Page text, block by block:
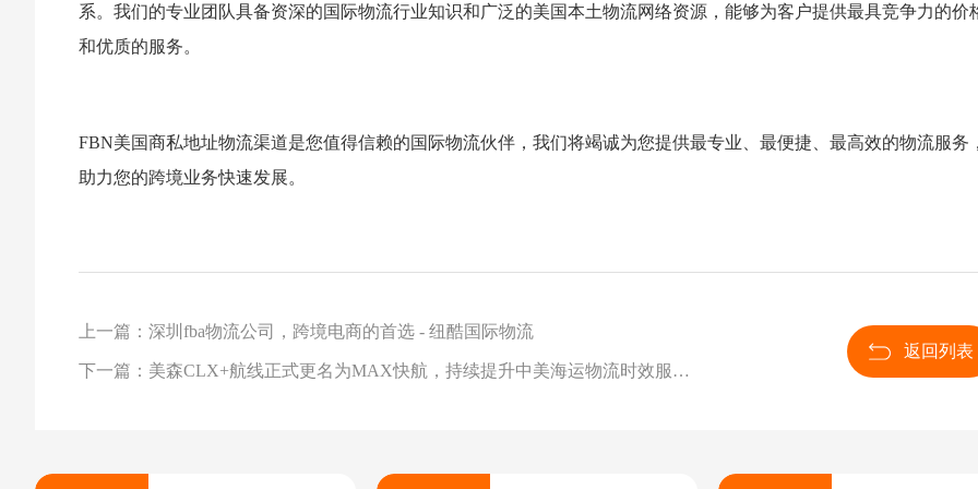
系。我们的专业团队具备资深的国际物流行业知识和广泛的美国本土物流网络资源，能够为客户提供最具竞争力的价
和优质的服务。
FBN美国商私地址物流渠道是您值得信赖的国际物流伙伴，我们将竭诚为您提供最专业、最便捷、最高效的物流服务
助力您的跨境业务快速发展。
返回列表
上一篇：深圳fba物流公司，跨境电商的首选 - 纽酷国际物流
下一篇：美森CLX+航线正式更名为MAX快航，持续提升中美海运物流时效服务水平